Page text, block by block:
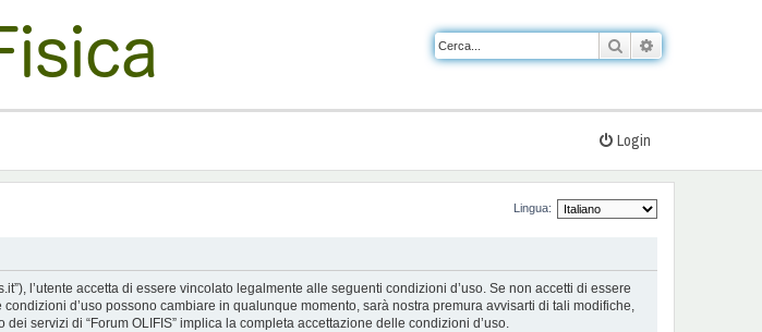
Cerca
Login
Lingua:
l’utente accetta di essere vincolato legalmente alle seguenti condizioni d’uso. Se non accetti di essere
d’uso possono cambiare in qualunque momento, sarà nostra premura avvisarti di tali modifiche,
servizi di “Forum OLIFIS” implica la completa accettazione delle condizioni d’uso.